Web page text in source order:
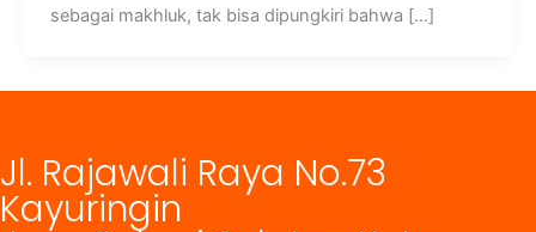
sebagai makhluk, tak bisa dipungkiri bahwa […]
Jl. Rajawali Raya No.73
Kayuringin